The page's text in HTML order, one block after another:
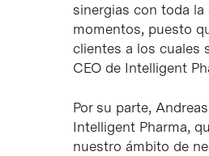
sinergias con toda
momentos, puesto
clientes a los cuales
CEO de Intelligent
Por su parte,
Intelligent Pharma,
nuestro ámbito de